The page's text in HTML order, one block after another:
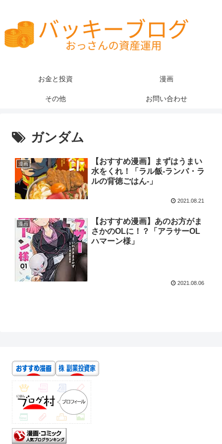
お金と投資 漫画
その他 お問い合わせ
ガンダム
漫画
【おすすめ漫画】まずはうまい
水をくれ！「ラル飯‐ランバ・ラ
ルの背徳ごはん‐」
2021.08.21
漫画
【おすすめ漫画】あのお方がま
さかのOLに！？「アラサーOL
ハマーン様」
2021.08.06